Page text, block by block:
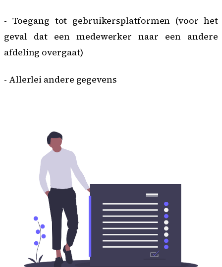
- Toegang tot gebruikersplatformen (voor het
geval dat een medewerker naar een andere
afdeling overgaat)
- Allerlei andere gegevens